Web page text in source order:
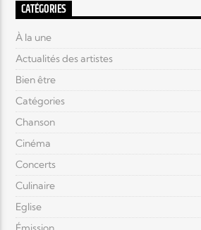
CATÉGORIES
À la une
Actualités des artistes
Bien être
Catégories
Chanson
Cinéma
Concerts
Culinaire
Eglise